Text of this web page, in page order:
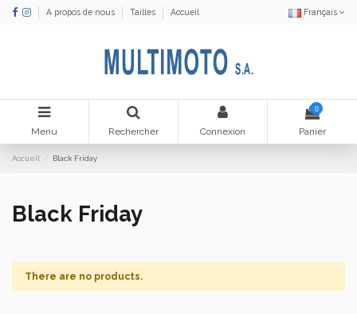
A propos de nous Tailles Accueil Français
Menu Rechercher Connexion
0
Panier
Accueil Black Friday
Black Friday
There are no products.